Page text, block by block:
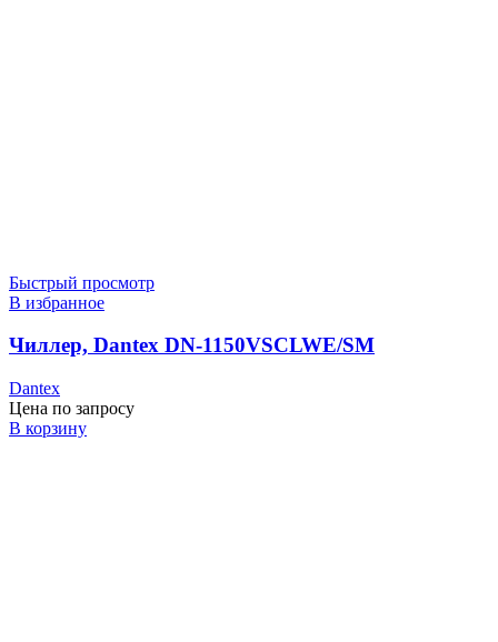
Быстрый просмотр
В избранное
Чиллер, Dantex DN-1150VSCLWE/SM
Dantex
Цена по запросу
В корзину